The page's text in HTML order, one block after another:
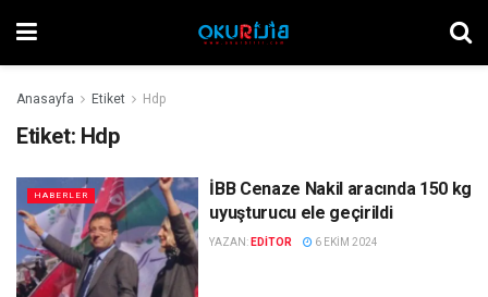
Anasayfa Etiket Hdp
Etiket: Hdp
HABERLER
İBB Cenaze Nakil aracında 150 kg
uyuşturucu ele geçirildi
YAZAN: EDITOR 6 EKIM 2024